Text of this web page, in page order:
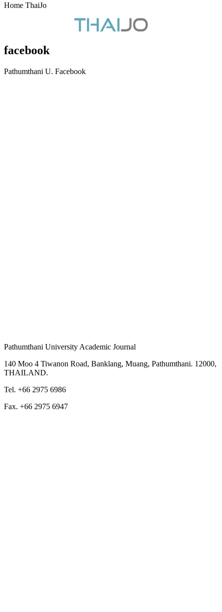
Home ThaiJo
facebook
Pathumthani U. Facebook
Pathumthani University Academic Journal
140 Moo 4 Tiwanon Road, Banklang, Muang, Pathumthani. 12000,
THAILAND.
Tel. +66 2975 6986
Fax. +66 2975 6947